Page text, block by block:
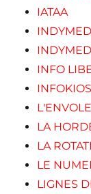
IATAA
INFO
LA
LA
LE
LIGNES